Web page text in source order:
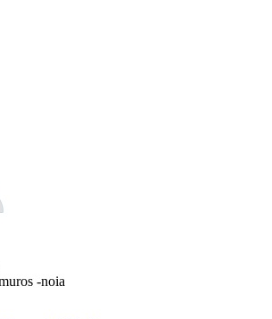
-noia